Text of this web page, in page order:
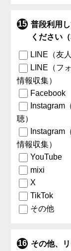
普段利用
ください
LINE（友
LINE（フ
情報収集）
Facebook
Instagram
聴）
Instagram
情報収集）
YouTube
mixi
X
TikTok
その他
その他、